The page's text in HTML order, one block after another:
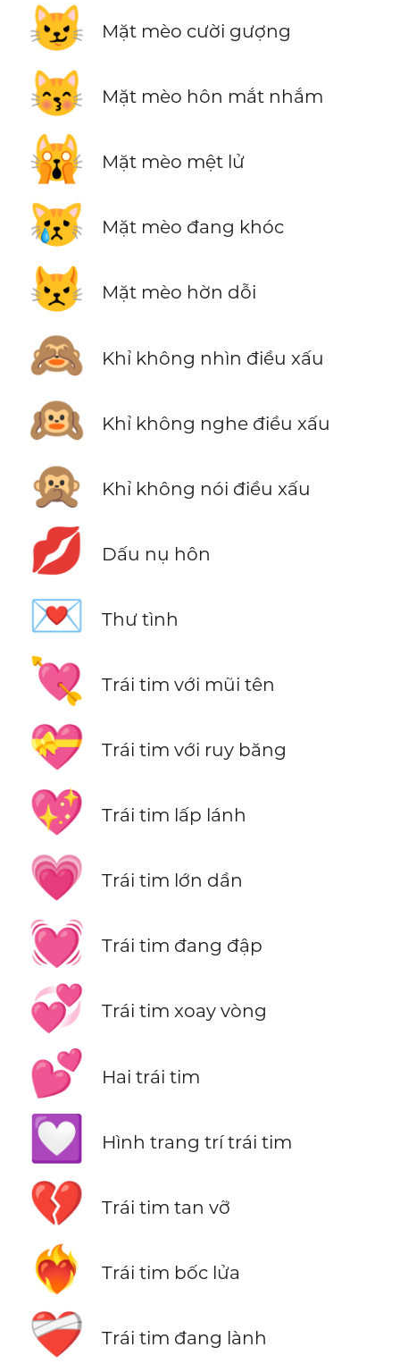
😼 Mặt mèo cười gượng
😽 Mặt mèo hôn mắt nhắm
🙀 Mặt mèo mệt lử
😿 Mặt mèo đang khóc
😾 Mặt mèo hờn dỗi
🙈 Khỉ không nhìn điều xấu
🙉 Khỉ không nghe điều xấu
🙊 Khỉ không nói điều xấu
💋 Dấu nụ hôn
💌 Thư tình
💘 Trái tim với mũi tên
💝 Trái tim với ruy băng
💖 Trái tim lấp lánh
💗 Trái tim lớn dần
💓 Trái tim đang đập
💞 Trái tim xoay vòng
💕 Hai trái tim
💟 Hình trang trí trái tim
💔 Trái tim tan vỡ
❤️‍🔥 Trái tim bốc lửa
❤️‍🩹 Trái tim đang lành